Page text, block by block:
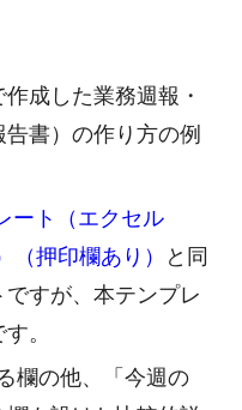
成した業務週報・
書）の作り方の例
ート（エクセル
押印欄あり）
と同
すが、本テンプレ
。
欄の他、「今週の